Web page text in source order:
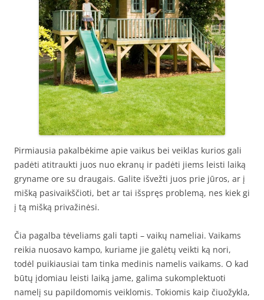
Pirmiausia pakalbėkime apie vaikus bei veiklas kurios gali
padėti atitraukti juos nuo ekranų ir padėti jiems leisti laiką
gryname ore su draugais. Galite išvežti juos prie jūros, ar į
mišką pasivaikščioti, bet ar tai išspręs problemą, nes kiek gi
į tą mišką privažinėsi.
Čia pagalba tėveliams gali tapti – vaikų nameliai. Vaikams
reikia nuosavo kampo, kuriame jie galėtų veikti ką nori,
todėl puikiausiai tam tinka medinis namelis vaikams. O kad
būtų įdomiau leisti laiką jame, galima sukomplektuoti
namelį su papildomomis veiklomis. Tokiomis kaip čiuožykla,